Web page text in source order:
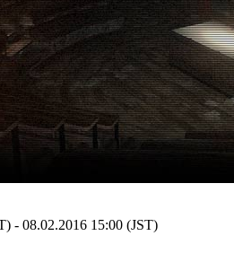
- 08.02.2016 15:00 (JST)